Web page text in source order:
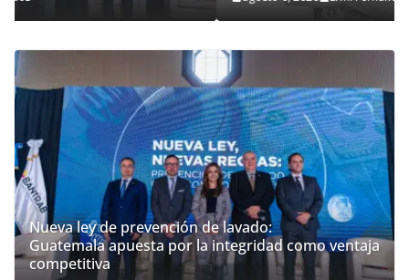
Nueva ley de prevención de lavado:
Guatemala apuesta por la integridad como ventaja
competitiva